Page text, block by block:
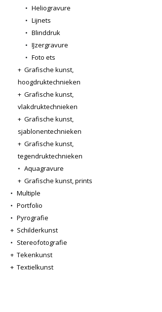
• Heliogravure
• Lijnets
• Blinddruk
• IJzergravure
• Foto ets
+ Grafische kunst,
hoogdruktechnieken
+ Grafische kunst,
vlakdruktechnieken
+ Grafische kunst,
sjablonentechnieken
+ Grafische kunst,
tegendruktechnieken
• Aquagravure
+ Grafische kunst, prints
• Multiple
• Portfolio
• Pyrografie
+ Schilderkunst
• Stereofotografie
+ Tekenkunst
+ Textielkunst